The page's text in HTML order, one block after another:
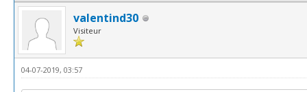
valentind30
Visiteur
04-07-2019, 03:57